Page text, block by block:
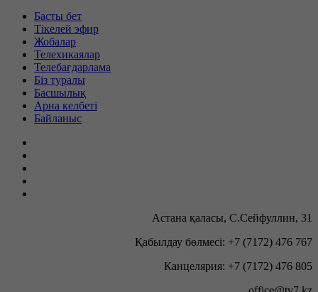
Басты бет
Тікелей эфир
Жобалар
Телехикаялар
Телебағдарлама
Біз туралы
Басшылық
Арна келбеті
Байланыс
Астана қаласы, С.Сейфуллин, 31
Қабылдау бөлмесі: +7 (7172) 476 767
Канцелярия: +7 (7172) 476 805